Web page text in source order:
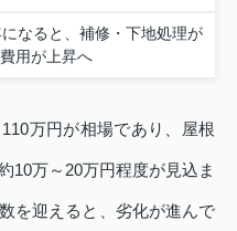
なると、補修・下地処理が
用が上昇へ
万円が相場であり、屋根
10万～20万円程度が見込ま
を迎えると、劣化が進んで